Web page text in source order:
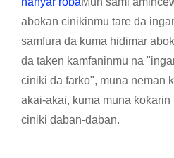
abokan cinikinmu tare da
samfura da kuma hidimar
da taken kamfaninmu na
ciniki da farko", muna neman
akai-akai, kuma muna
ciniki daban-daban.